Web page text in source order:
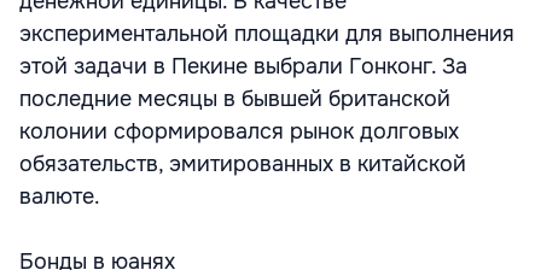
экспериментальной площадки для выполнения
этой задачи в Пекине выбрали Гонконг. За
последние месяцы в бывшей британской
колонии сформировался рынок долговых
обязательств, эмитированных в китайской
валюте.
Бонды в юанях